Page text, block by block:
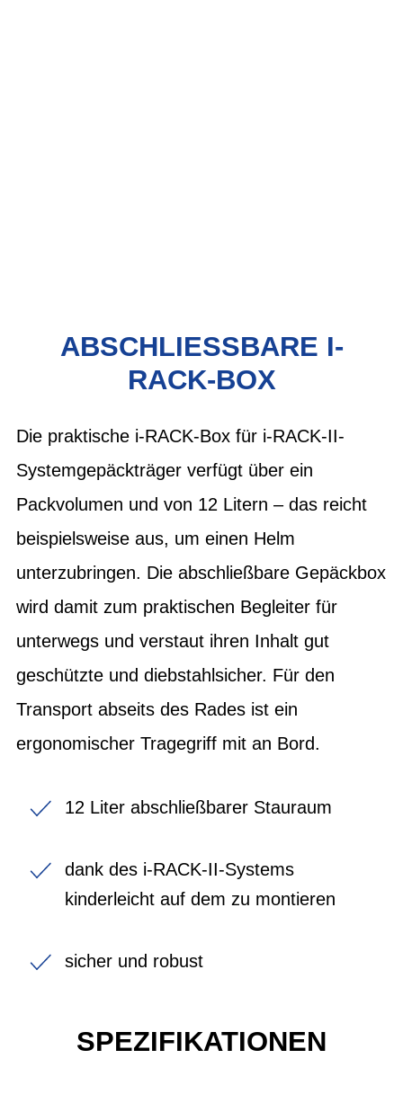
ABSCHLIESSBARE I-R
ACK-BOX
Die praktische i-RACK-Box für i-RACK-II-
Systemgepäckträger verfügt über ein
Packvolumen und von 12 Litern – das reicht
beispielsweise aus, um einen Helm
unterzubringen. Die abschließbare Gepäckbox
wird damit zum praktischen Begleiter für
unterwegs und verstaut ihren Inhalt gut
geschützte und diebstahlsicher. Für den
Transport abseits des Rades ist ein
ergonomischer Tragegriff mit an Bord.
12 Liter abschließbarer Stauraum
dank des i-RACK-II-Systems
kinderleicht auf dem zu montieren
sicher und robust
SPEZIFIKATIONEN